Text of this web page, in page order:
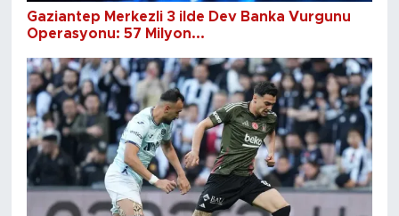
Gaziantep Merkezli 3 ilde Dev Banka Vurgunu
Operasyonu: 57 Milyon...